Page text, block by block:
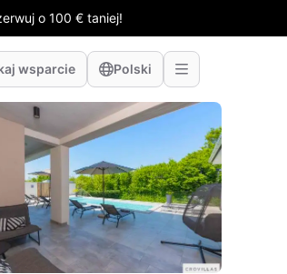
o 100 € taniej!
wsparcie Polski